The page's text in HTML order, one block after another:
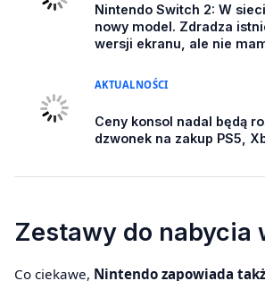
Nintendo Switch 2: W
nowy model. Zdradza
wersji ekranu, ale nie
AKTUALNOŚCI
Ceny konsol nadal będą
dzwonek na zakup PS5,
Zestawy do nabycia
Co ciekawe, Nintendo zapowiada